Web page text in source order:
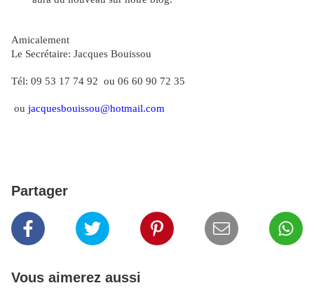
Amicalement
Le Secrétaire: Jacques Bouissou
Tél: 09 53 17 74 92 ou 06 60 90 72 35
ou jacquesbouissou@hotmail.com
Partager
Vous aimerez aussi